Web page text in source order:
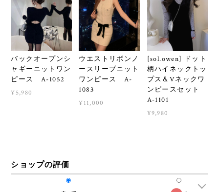
バックオープンシ
ャギーニットワン
ピース A-1052
¥5,980
ウエストリボンノ
ースリーブニット
ワンピース A-
1083
¥11,000
[sol.owen] ドット
柄ハイネックトッ
プス＆Vネックワ
ンピースセット
A-1101
¥9,980
ショップの評価